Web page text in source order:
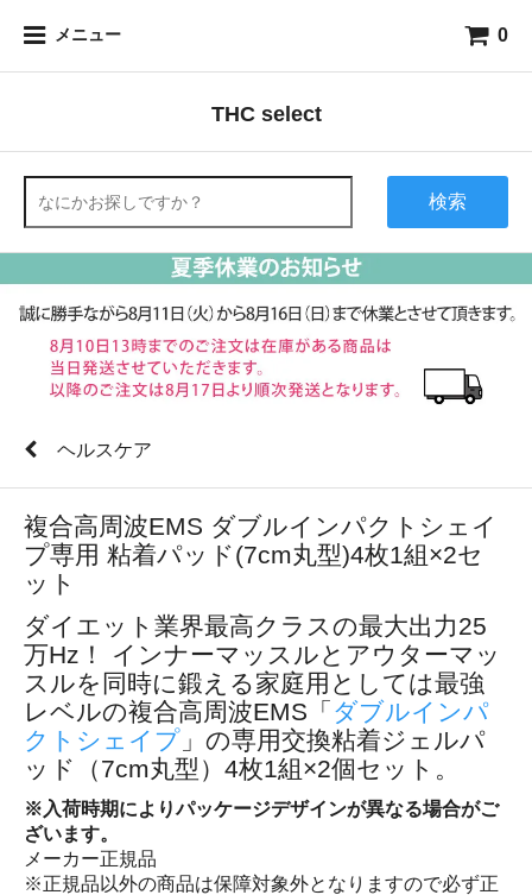
メニュー 0
THC select
検索
ヘルスケア
複合高周波EMS ダブルインパクトシェイ
プ専用 粘着パッド(7cm丸型)4枚1組×2セ
ット
ダイエット業界最高クラスの最大出力25
万Hz！ インナーマッスルとアウターマッ
スルを同時に鍛える家庭用としては最強
レベルの複合高周波EMS「 ダブルインパ
クトシェイプ 」の専用交換粘着ジェルパ
ッド（7cm丸型）4枚1組×2個セット。
※入荷時期によりパッケージデザインが異なる場合がご
ざいます。
メーカー正規品
※正規品以外の商品は保障対象外となりますので必ず正